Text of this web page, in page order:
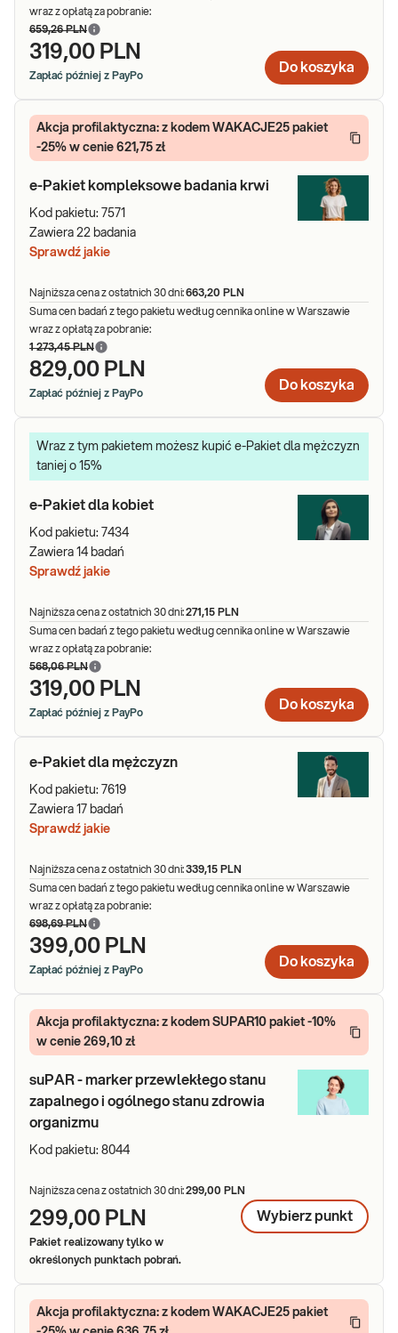
którzy chcą:
wykonać okresowy przegląd zdrowia,
monitorować wybrane obszary zdrowia (np. odporność,
hormony, metabolizm),
poszerzyć diagnostykę zgodnie z zaleceniami lekarza.
wraz z opłatą za pobranie:
659,26 PLN
319,00 PLN
Zapłać później z PayPo
Do koszyka
Akcja profilaktyczna: z kodem WAKACJE25 pakiet
-25% w cenie 621,75 zł
e-Pakiet kompleksowe badania krwi
Kod pakietu: 7571
Zawiera 22 badania
Sprawdź jakie
Najniższa cena z ostatnich 30 dni:663,20 PLN
Suma cen badań z tego pakietu według cennika online w Warszawie
wraz z opłatą za pobranie:
1 273,45 PLN
829,00 PLN
Zapłać później z PayPo
Do koszyka
Wraz z tym pakietem możesz kupić e-Pakiet dla mężczyzn
taniej o 15%
e-Pakiet dla kobiet
Kod pakietu: 7434
Zawiera 14 badań
Sprawdź jakie
Najniższa cena z ostatnich 30 dni:271,15 PLN
Suma cen badań z tego pakietu według cennika online w Warszawie
wraz z opłatą za pobranie:
568,06 PLN
319,00 PLN
Zapłać później z PayPo
Do koszyka
e-Pakiet dla mężczyzn
Kod pakietu: 7619
Zawiera 17 badań
Sprawdź jakie
Najniższa cena z ostatnich 30 dni:339,15 PLN
Suma cen badań z tego pakietu według cennika online w Warszawie
wraz z opłatą za pobranie:
698,69 PLN
399,00 PLN
Zapłać później z PayPo
Do koszyka
Akcja profilaktyczna: z kodem SUPAR10 pakiet -10%
w cenie 269,10 zł
suPAR - marker przewlekłego stanu
zapalnego i ogólnego stanu zdrowia
organizmu
Kod pakietu: 8044
Najniższa cena z ostatnich 30 dni:299,00 PLN
299,00 PLN Wybierzpunkt
Pakiet realizowany tylko w
określonych punktach pobrań.
Akcja profilaktyczna: z kodem WAKACJE25 pakiet